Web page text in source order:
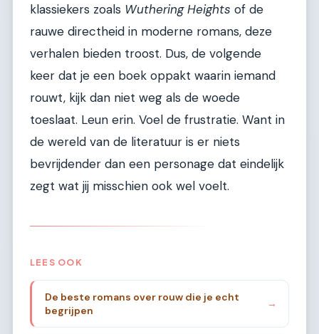
klassiekers zoals Wuthering Heights of de
rauwe directheid in moderne romans, deze
verhalen bieden troost. Dus, de volgende
keer dat je een boek oppakt waarin iemand
rouwt, kijk dan niet weg als de woede
toeslaat. Leun erin. Voel de frustratie. Want in
de wereld van de literatuur is er niets
bevrijdender dan een personage dat eindelijk
zegt wat jij misschien ook wel voelt.
LEES OOK
De beste romans over rouw die je echt
begrijpen
→